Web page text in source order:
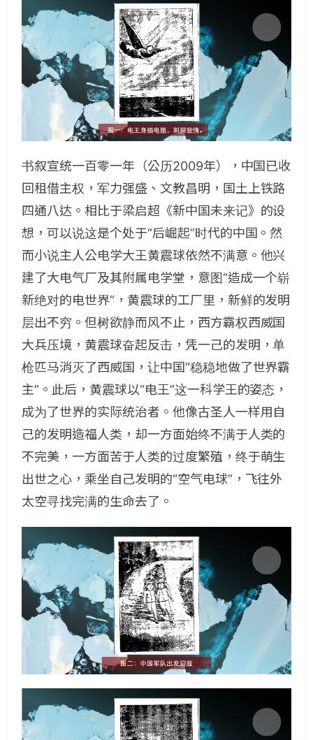
书叙宣统一百零一年（公历2009年），中国已收
回租借主权，军力强盛、文教昌明，国土上铁路
四通八达。相比于梁启超《新中国未来记》的设
想，可以说这是个处于“后崛起”时代的中国。然
而小说主人公电学大王黄震球依然不满意。他兴
建了大电气厂及其附属电学堂，意图“造成一个崭
新绝对的电世界”，黄震球的工厂里，新鲜的发明
层出不穷。但树欲静而风不止，西方霸权西威国
大兵压境，黄震球奋起反击，凭一己的发明，单
枪匹马消灭了西威国，让中国“稳稳地做了世界霸
主”。此后，黄震球以“电王”这一科学王的姿态，
成为了世界的实际统治者。他像古圣人一样用自
己的发明造福人类，却一方面始终不满于人类的
不完美，一方面苦于人类的过度繁殖，终于萌生
出世之心，乘坐自己发明的“空气电球”，飞往外
太空寻找完满的生命去了。